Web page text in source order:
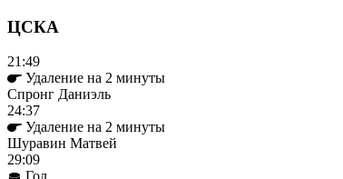
ЦСКА
21:49
Удаление на 2 минуты
Спронг Даниэль
24:37
Удаление на 2 минуты
Шуравин Матвей
29:09